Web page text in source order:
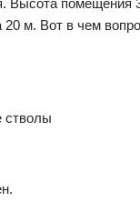
Высота помещения
20 м. Вот в чем
стволы